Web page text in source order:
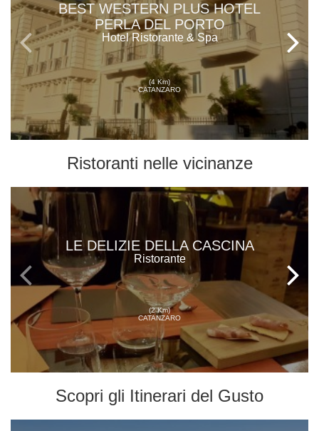
BEST WESTERN PLUS HOTEL
PERLA DEL PORTO
Hotel Ristorante & Spa
(4 Km)
CATANZARO
Ristoranti nelle vicinanze
LE DELIZIE DELLA CASCINA
Ristorante
(2 Km)
CATANZARO
Scopri gli Itinerari del Gusto